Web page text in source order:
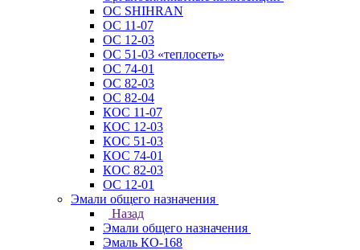
ОС SHIHRAN
ОС 11-07
ОС 12-03
ОС 51-03 «теплосеть»
ОС 74-01
ОС 82-03
ОС 82-04
КОС 11-07
КОС 12-03
КОС 51-03
КОС 74-01
КОС 82-03
ОС 12-01
Эмали общего назначения
Назад
Эмали общего назначения
Эмаль КО-168